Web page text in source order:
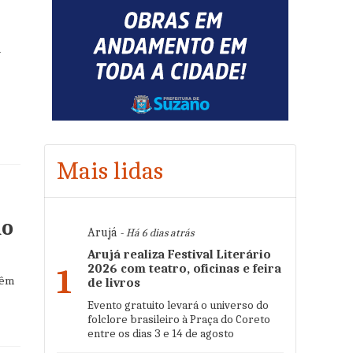
Mais lidas
1
Arujá - Há 6 dias atrás
Arujá realiza Festival Literário
2026 com teatro, oficinas e feira
de livros
Evento gratuito levará o universo do
folclore brasileiro à Praça do Coreto
entre os dias 3 e 14 de agosto